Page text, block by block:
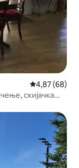
Просечна
4,87 (68)
скијачка